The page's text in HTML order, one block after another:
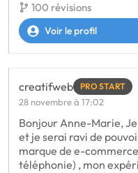
100 révisions
Voir le profil
creatifweb PRO START
28 novembre à 17:02
Bonjour Anne-Marie,
et je serai ravi de
marque de e-
téléphonie) , mon